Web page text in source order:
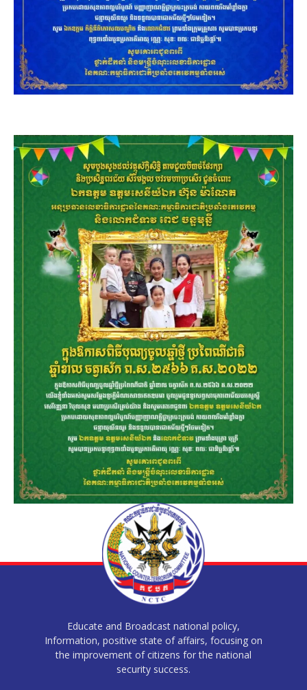
Educate and Broadcast national policy,
Information, positive state of affairs, focusing on
the improvement of citizens for the national
security success.